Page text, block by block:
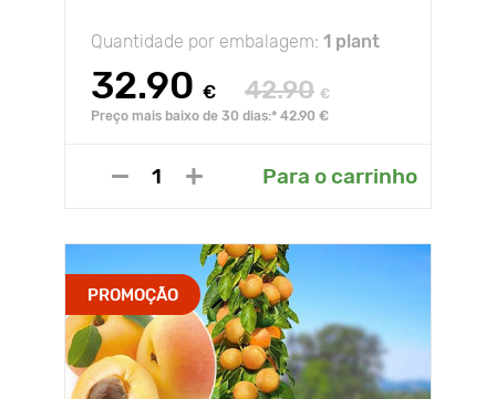
Quantidade por embalagem: 1 plant
32.90 € 42.90 €
Preço mais baixo de 30 dias:* 42.90 €
Para o carrinho
PROMOÇÃO